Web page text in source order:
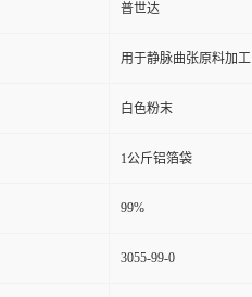
普世达
用于静脉曲张原料加工
白色粉末
1公斤铝箔袋
99%
3055-99-0